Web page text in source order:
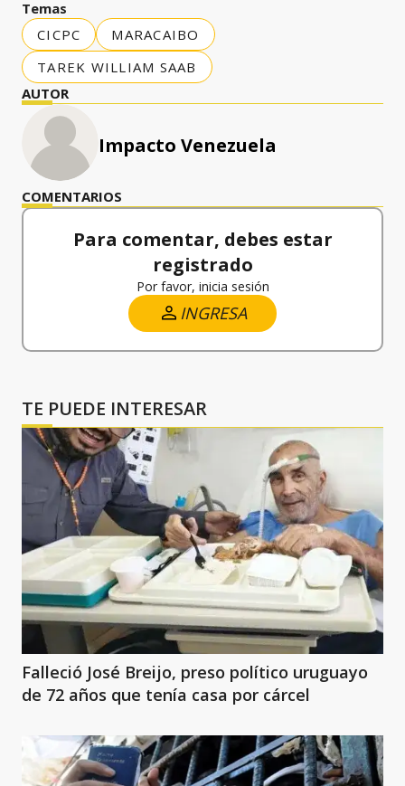
Temas
CICPC
MARACAIBO
TAREK WILLIAM SAAB
AUTOR
Impacto Venezuela
COMENTARIOS
Para comentar, debes estar
registrado
Por favor, inicia sesión
INGRESA
TE PUEDE INTERESAR
Falleció José Breijo, preso político uruguayo
de 72 años que tenía casa por cárcel